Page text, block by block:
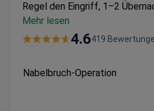
Regel den Eingriff, 1–2
präoperative Untersuchungen
Bayraktar ist außerordentlicher
Operationssäle.
Mehr lesen
4.6419
Nabelbruch-Operation